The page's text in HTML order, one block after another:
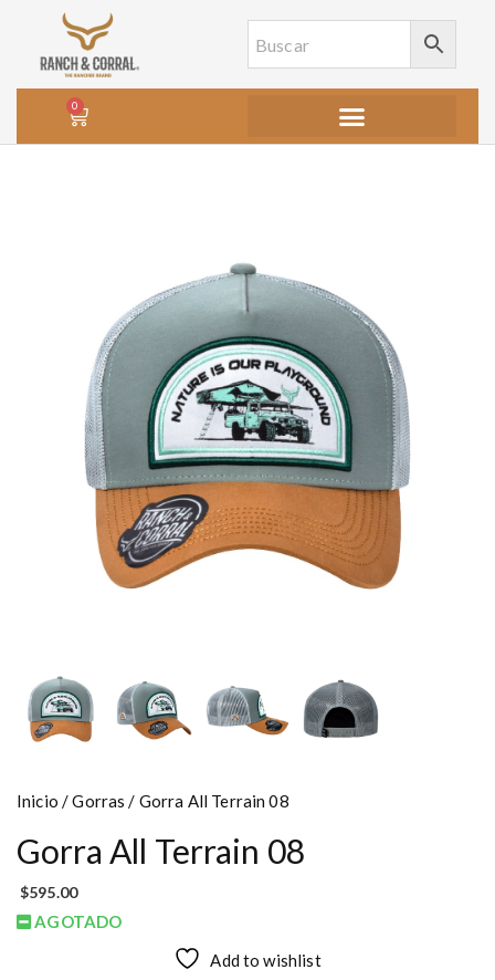
0
Inicio /Gorras / Gorra All Terrain 08
Gorra All Terrain 08
$595.00
AGOTADO
Add to wishlist